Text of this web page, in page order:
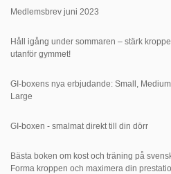
Medlemsbrev juni 2023
Håll igång under sommaren – stärk
utanför gymmet!
GI-boxens nya erbjudande: Small,
Large
GI-boxen - smalmat direkt till din dörr
Bästa boken om kost och träning på
Forma kroppen och maximera din